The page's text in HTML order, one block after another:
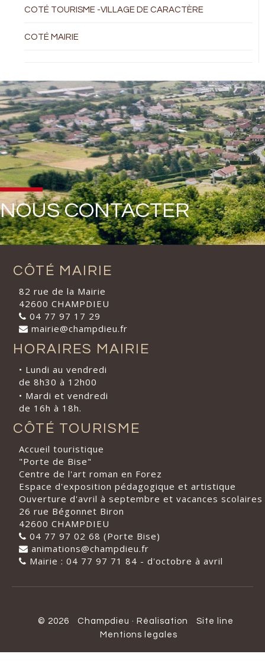
COTÉ TOURISME -VILLAGE DE CARACTÈRE
COTÉ MAIRIE
NOUS CONTACTER
CÔTÉ MAIRIE
82 rue de la Mairie
42600 CHAMPDIEU
04 77 97 17 29
mairie@champdieu.fr
HORAIRES MAIRIE
• Lundi au vendredi
de 8h30 à 12h00
• Mardi et vendredi
de 16h à 18h.
CÔTÉ TOURISME
Accueil touristique
"Porte de Bise"
Centre de l'art roman en Forez
Espace d'exposition pédagogique et artistique
Ouverture d'avril à septembre et vacances scolaires
26 rue Bégonnet Biron
42600 CHAMPDIEU
04 77 97 02 68 (Porte Bise)
animations@champdieu.fr
Mairie : 04 77 97 71 84 - d'octobre à avril
© 2026 Champdieu · Réalisation
Site line
Mentions legales